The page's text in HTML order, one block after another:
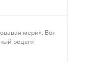
мери». Вот
рецепт